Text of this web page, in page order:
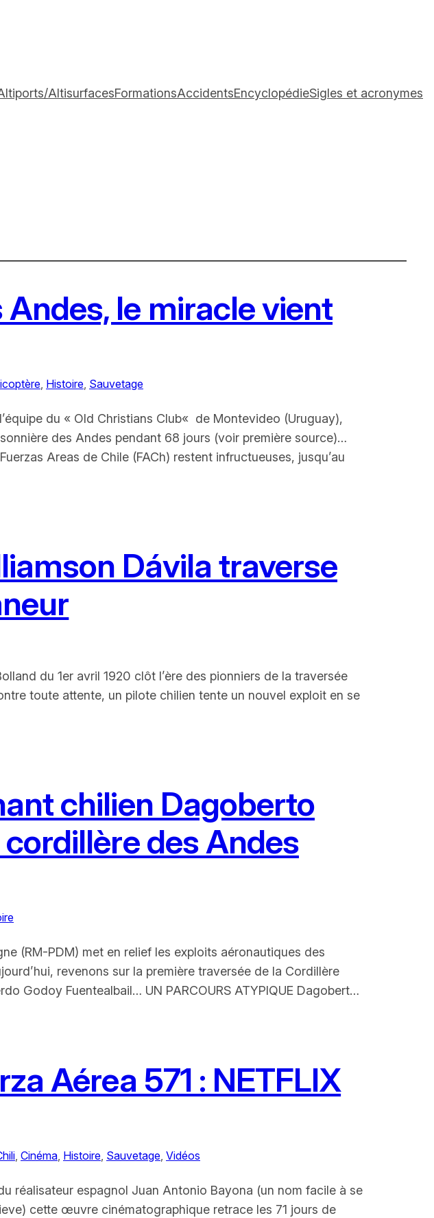
AltisurfacesFormationsAccidentsEncyclopédieSigles et acronymes
le miracle vient
, Histoire, Sauvetage
du « Old Christians Club« de Montevideo (Uruguay),
des Andes pendant 68 jours (voir première source)…
Areas de Chile (FACh) restent infructueuses, jusqu’au
Dávila traverse
du 1er avril 1920 clôt l’ère des pionniers de la traversée
toute attente, un pilote chilien tente un nouvel exploit en se
chilien Dagoberto
des Andes
(RM-PDM) met en relief les exploits aéronautiques des
revenons sur la première traversée de la Cordillère
Godoy Fuentealbail… UN PARCOURS ATYPIQUE Dagobert…
Aérea 571 : NETFLIX
, Cinéma, Histoire, Sauvetage, Vidéos
réalisateur espagnol Juan Antonio Bayona (un nom facile à se
cette œuvre cinématographique retrace les 71 jours de